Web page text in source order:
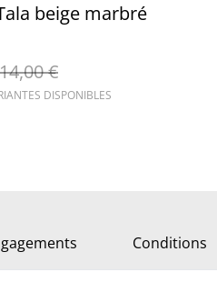
beige marbré
14,00 €
DISPONIBLES
Conditions